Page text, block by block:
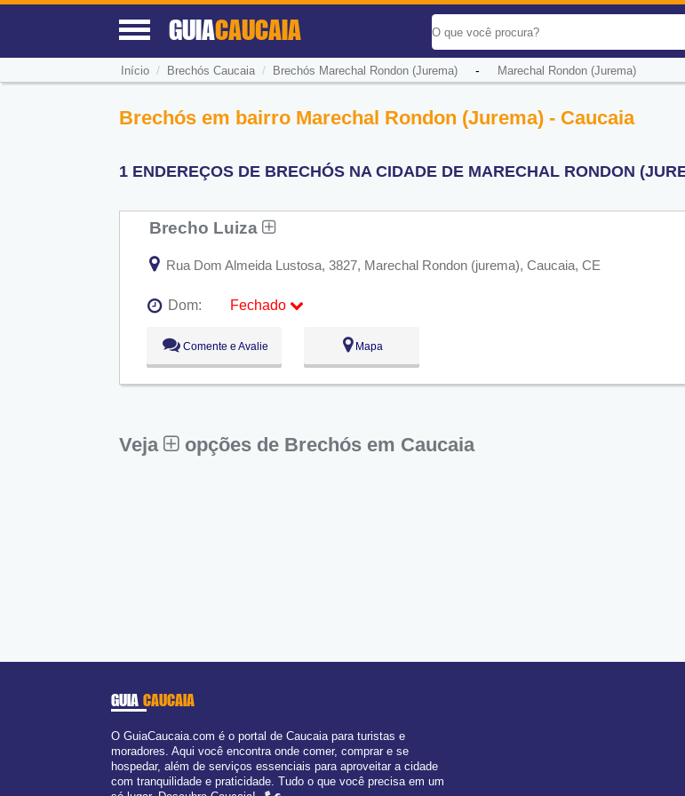
GUIACAUCAIA
Início / Brechós Caucaia/ Brechós Marechal Rondon (Jurema)- Marechal Rondon (Jurema)
Brechós em bairro Marechal Rondon (Jurema) - Caucaia
1 ENDEREÇOS DE BRECHÓS NA CIDADE DE MARECHAL RONDON
Brecho Luiza
Rua Dom Almeida Lustosa, 3827, Marechal Rondon (jurema), Caucaia, CE
Dom:
Fechado
Seg:
Ter:
09:00 - 18:00
Qua:
09:00 - 18:00
Qui:
09:00 - 18:00
Comente e Avalie Mapa
Veja opções de Brechós em Caucaia
GUIACAUCAIA
O GuiaCaucaia.com é o portal de Caucaia para turistas e
moradores. Aqui você encontra onde comer, comprar e se
hospedar, além de serviços essenciais para aproveitar a cidade
com tranquilidade e praticidade. Tudo o que você precisa em um